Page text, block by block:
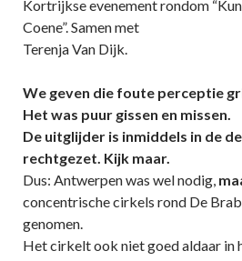
Kortrijkse evenement rondom
Coene”. Samen met
Terenja Van Dijk.
We geven die foute perceptie
Het was puur gissen en missen.
De uitglijder is inmiddels in de
rechtgezet. Kijk maar.
Dus: Antwerpen was wel nodig,
concentrische cirkels rond De
genomen.
Het cirkelt ook niet goed aldaar in